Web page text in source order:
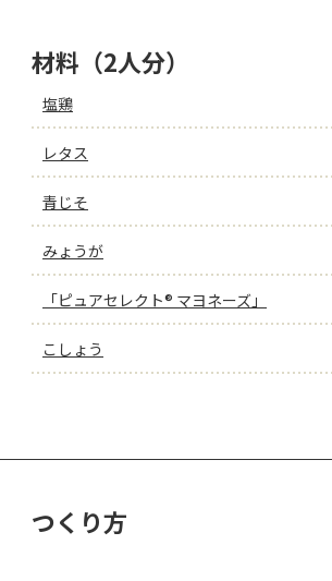
材料（2人分）
塩鶏
レタス
青じそ
みょうが
「ピュアセレクト® マヨネーズ」
こしょう
つくり方